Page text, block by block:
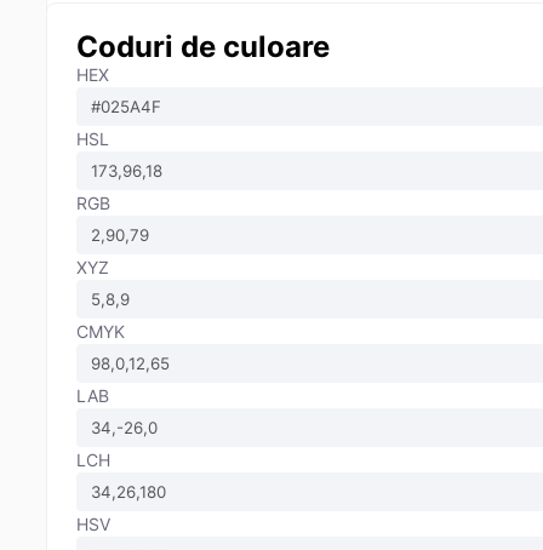
Coduri de culoare
HEX
HSL
RGB
XYZ
CMYK
LAB
LCH
HSV